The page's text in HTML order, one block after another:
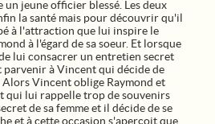
un jeune officier blessé. Les deux
la santé mais pour découvrir qu'il
à l'attraction que lui inspire le
à l'égard de sa soeur. Et lorsque
lui consacrer un entretien secret
parvenir à Vincent qui décide de
Alors Vincent oblige Raymond et
qui lui rappelle trop de souvenirs
de sa femme et il décide de se
et à cette occasion s'aperçoit que